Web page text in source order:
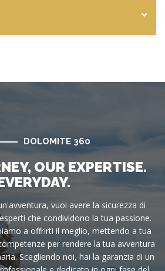
DOLOMITE 360
OUR EXPERTISE.
vuoi avere la sicurezza di
che condividono la tua passione.
a offrirti il meglio, mettendo a tua
per rendere la tua avventura
Scegliendo noi, hai la garanzia di un